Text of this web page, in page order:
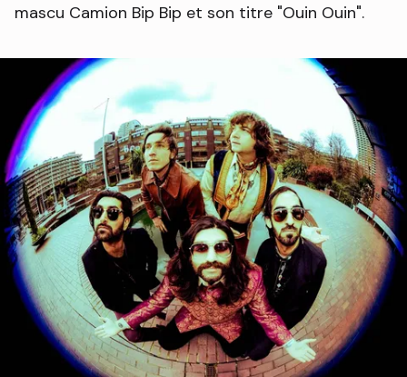
mascu Camion Bip Bip et son titre "Ouin Ouin".